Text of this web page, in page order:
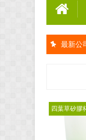
最新公
客製化後背
四葉草矽膠